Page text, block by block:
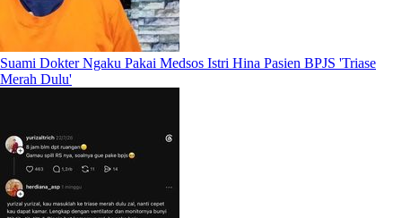
Suami Dokter Ngaku Pakai Medsos Istri Hina Pasien BPJS 'Triase
Merah Dulu'